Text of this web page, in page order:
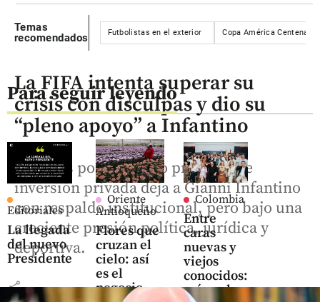
Temas
recomendados
Futbolistas en el exterior Copa América Centenario
Para seguir leyendo
Editoriales
La llegada
del nuevo
Presidente
share
Oriente
Antioqueño
Flores que
cruzan el
cielo: así
es el
negocio
Colombia
Entre
caras
nuevas y
viejos
conocidos:
así es el
La FIFA intenta superar su
crisis con disculpas y dio su
“pleno apoyo” a Infantino
La crisis por el fallido proyecto de
inversión privada deja a Gianni Infantino
con respaldo institucional, pero bajo una
creciente presión política, jurídica y
deportiva.